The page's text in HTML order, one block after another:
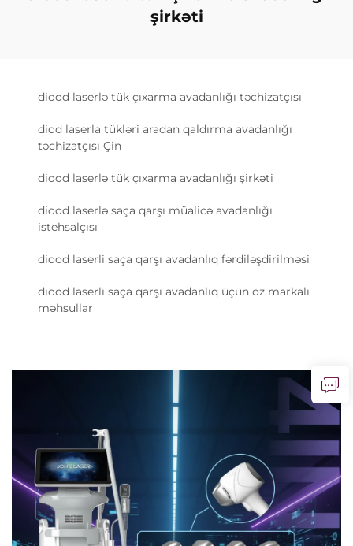
şirkəti
diood laserlə tük çıxarma avadanlığı təchizatçısı
diod laserla tükləri aradan qaldırma avadanlığı
təchizatçısı Çin
diood laserlə tük çıxarma avadanlığı şirkəti
diood laserlə saça qarşı müalicə avadanlığı
istehsalçısı
diood laserli saça qarşı avadanlıq fərdiləşdirilməsi
diood laserli saça qarşı avadanlıq üçün öz markalı
məhsullar